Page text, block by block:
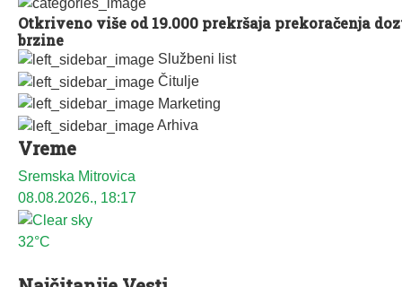
Službeni list
Čitulje
Marketing
Arhiva
Vreme
Sremska Mitrovica
08.08.2026., 18:17
32°C
Otkriveno više od 19.000 prekršaja prekoračenja
brzine